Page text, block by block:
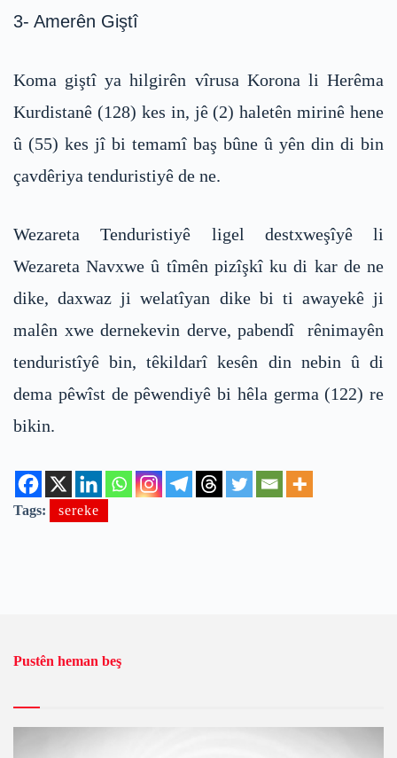
3- Amerên Giştî
Koma giştî ya hilgirên vîrusa Korona li Herêma
Kurdistanê (128) kes in, jê (2) haletên mirinê hene
û (55) kes jî bi temamî baş bûne û yên din di bin
çavdêriya tenduristiyê de ne.
Wezareta Tenduristiyê ligel destxweşîyê li
Wezareta Navxwe û tîmên pizîşkî ku di kar de ne
dike, daxwaz ji welatîyan dike bi ti awayekê ji
malên xwe dernekevin derve, pabendî rênimayên
tenduristîyê bin, têkildarî kesên din nebin û di
dema pêwîst de pêwendiyê bi hêla germa (122) re
bikin.
Tags: sereke
Pustên heman beş